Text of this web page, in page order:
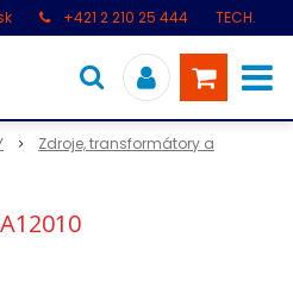
+421 2 210 25 444
TECH.
Zdroje, transformátory a